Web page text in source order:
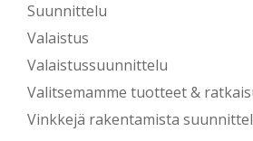
Suunnittelu
Valaistus
Valaistussuunnittelu
Valitsemamme tuotteet &
Vinkkejä rakentamista